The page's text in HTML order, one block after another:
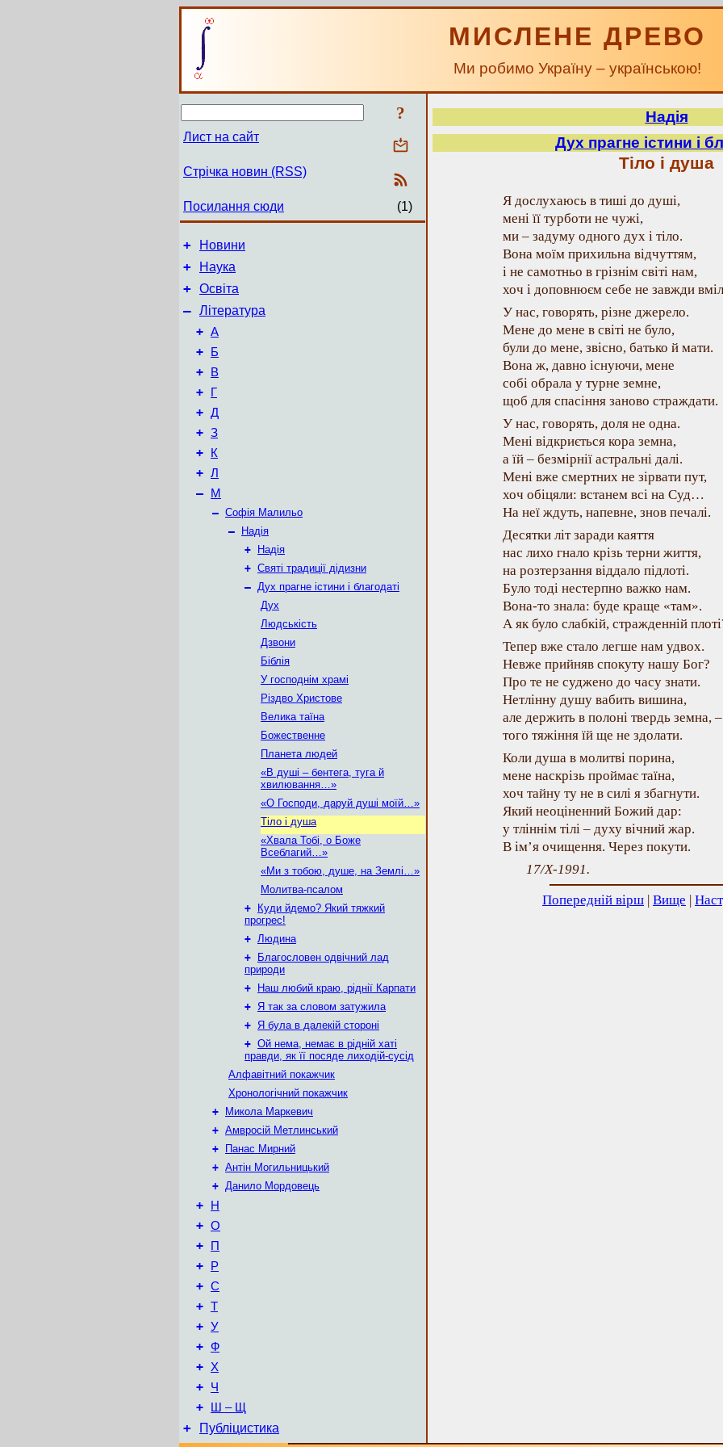
МИСЛЕНЕ ДРЕВО
Ми робимо Україну – українською!
?
Лист на сайт
Стрічка новин (RSS)
Посилання сюди (1)
+ Новини
+ Наука
+ Освіта
– Література
+ А
+ Б
+ В
+ Г
+ Д
+ З
+ К
+ Л
– М
– Софія Малильо
–
Надія
+
Надія
+ Святі традиції дідизни
– Дух прагне істини і благодаті
Дух
Людськість
Дзвони
Біблія
У господнім храмі
Різдво Христове
Велика таїна
Божественне
Планета людей
«В душі – бентега, туга й
хвилювання…»
«О Господи, даруй душі моїй…»
Тіло і душа
«Хвала Тобі, о Боже
Всеблагий…»
«Ми з тобою, душе, на Землі…»
Молитва-псалом
+
Куди йдемо? Який тяжкий
прогрес!
+ Людина
+
Благословен одвічний лад
природи
+
Наш любий краю, ріднії Карпати
+ Я так за словом затужила
+ Я була в далекій стороні
+ Ой нема, немає в рідній хаті
правди, як її посяде лиходій-сусід
Алфавітний покажчик
Хронологічний покажчик
+
Микола Маркевич
+ Амвросій Метлинський
+
Панас Мирний
+ Антін Могильницький
+ Данило Мордовець
+ Н
+ О
+ П
+ Р
+ С
+ Т
+ У
+ Ф
+ Х
+ Ч
+ Ш – Щ
+ Публіцистика
Надія
Дух прагне істини і
Тіло і душа
Я дослухаюсь в тиші до душі,
мені її турботи не чужі,
ми – задуму одного дух і тіло.
Вона моїм прихильна відчуттям,
і не самотньо в грізнім світі нам,
хоч і доповнюєм себе не завжди
У нас, говорять, різне джерело.
Мене до мене в світі не було,
були до мене, звісно, батько й мати.
Вона ж, давно існуючи, мене
собі обрала у турне земне,
щоб для спасіння заново страждати.
У нас, говорять, доля не одна.
Мені відкриється кора земна,
а їй – безмірнії астральні далі.
Мені вже смертних не зірвати пут,
хоч обіцяли: встанем всі на Суд…
На неї ждуть, напевне, знов печалі.
Десятки літ заради каяття
нас лихо гнало крізь терни життя,
на розтерзання віддало підлоті.
Було тоді нестерпно важко нам.
Вона-то знала: буде краще «там».
А як було слабкій, стражденній
Тепер вже стало легше нам удвох.
Невже прийняв спокуту нашу Бог?
Про те не суджено до часу знати.
Нетлінну душу вабить вишина,
але держить в полоні твердь земна, –
того тяжіння їй ще не здолати.
Коли душа в молитві порина,
мене наскрізь проймає таїна,
хоч тайну ту не в силі я збагнути.
Який неоціненний Божий дар:
у тліннім тілі – духу вічний жар.
В ім’я очищення. Через покути.
17/X-1991.
Попередній вірш | Вище |